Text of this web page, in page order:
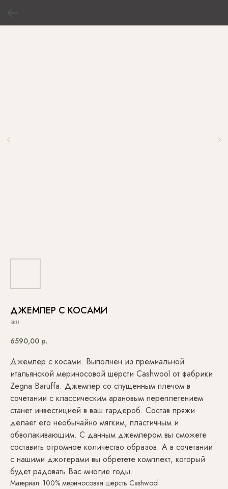
ДЖЕМПЕР С КОСАМИ
SKU:
6590,00 р.
Джемпер с косами. Выполнен из премиальной
итальянской мериносовой шерсти Cashwool от фабрики
Zegna Baruffa. Джемпер со спущенным плечом в
сочетании с классическим арановым переплетением
станет инвестицией в ваш гардероб. Состав пряжи
делает его необычайно мягким, пластичным и
обволакивающим. С данным джемпером вы сможете
составить огромное количество образов. А в сочетании
с нашими джогерами вы обретете комплект, который
будет радовать Вас многие годы.
Материал: 100% мериносовая шерсть Сashwool